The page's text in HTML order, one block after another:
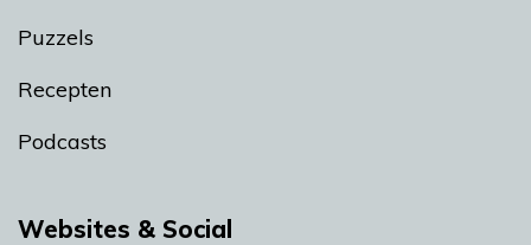
Puzzels
Recepten
Podcasts
Websites & Social